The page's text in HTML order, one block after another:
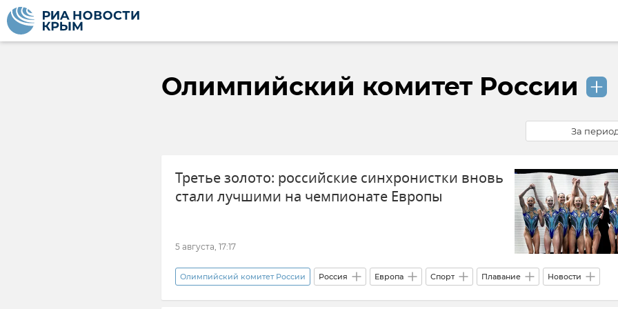
Олимпийский комитет России
За
Третье золото: российские синхронистки вновь
стали лучшими на чемпионате Европы
5 августа, 17:17
Олимпийский комитет России Россия Европа Спорт Плавание Новости